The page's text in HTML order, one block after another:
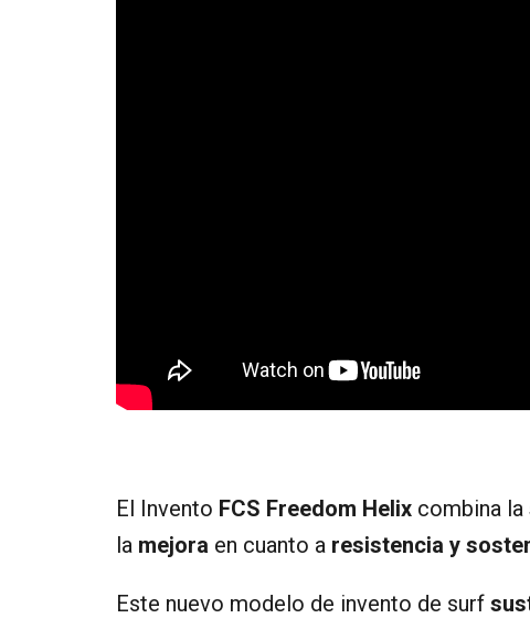
El Invento FCS Freedom Helix combina la
la mejora en cuanto a resistencia y
Este nuevo modelo de invento de surf